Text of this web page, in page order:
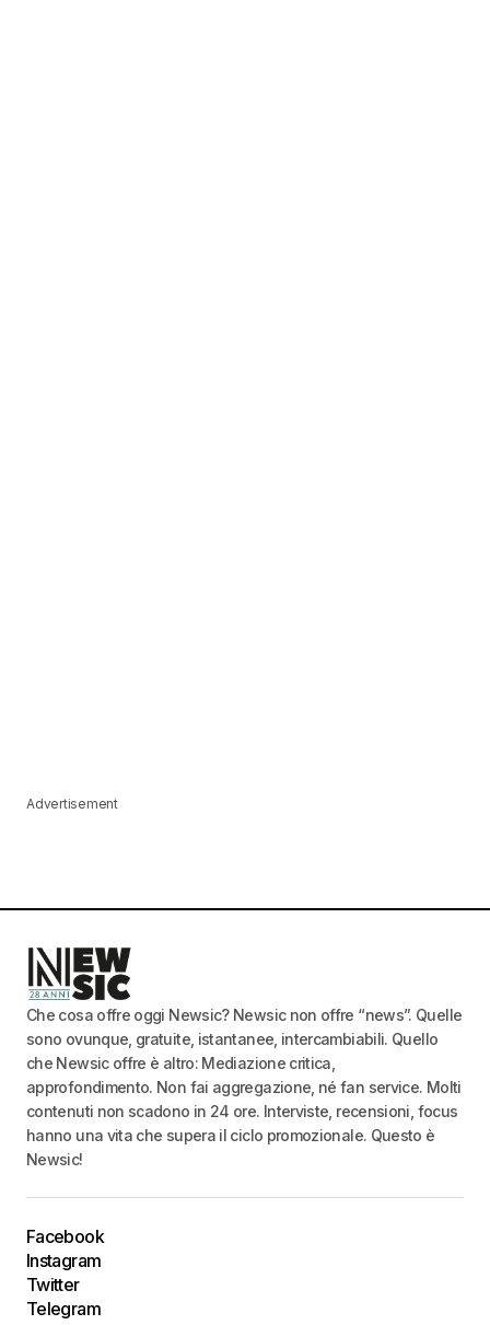
Advertisement
Che cosa offre oggi Newsic? Newsic non offre “news”. Quelle
sono ovunque, gratuite, istantanee, intercambiabili. Quello
che Newsic offre è altro: Mediazione critica,
approfondimento. Non fai aggregazione, né fan service. Molti
contenuti non scadono in 24 ore. Interviste, recensioni, focus
hanno una vita che supera il ciclo promozionale. Questo è
Newsic!
Facebook
Instagram
Twitter
Telegram